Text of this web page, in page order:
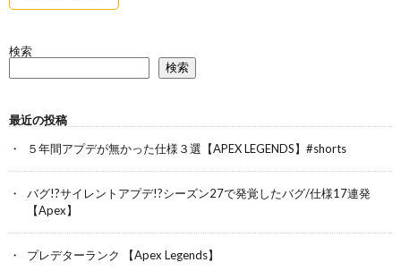
検索
検索
最近の投稿
５年間アプデが無かった仕様３選【APEX LEGENDS】#shorts
バグ!?サイレントアプデ!?シーズン27で発覚したバグ/仕様17連発
【Apex】
プレデターランク 【Apex Legends】